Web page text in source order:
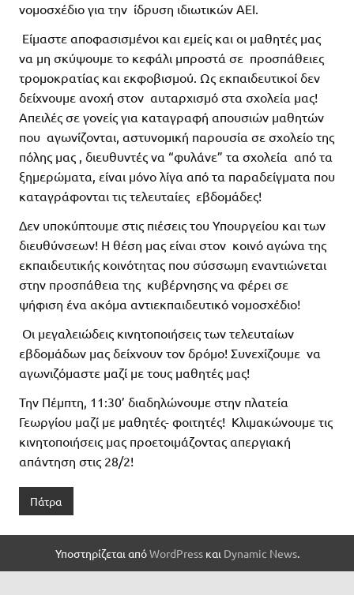
νομοσχέδιο για την ίδρυση ιδιωτικών ΑΕΙ.
Είμαστε αποφασισμένοι και εμείς και οι μαθητές μας
να μη σκύψουμε το κεφάλι μπροστά σε προσπάθειες
τρομοκρατίας και εκφοβισμού. Ως εκπαιδευτικοί δεν
δείχνουμε ανοχή στον αυταρχισμό στα σχολεία μας!
Απειλές σε γονείς για καταγραφή απουσιών μαθητών
που αγωνίζονται, αστυνομική παρουσία σε σχολείο της
πόλης μας , διευθυντές να “φυλάνε” τα σχολεία από τα
ξημερώματα, είναι μόνο λίγα από τα παραδείγματα που
καταγράφονται τις τελευταίες εβδομάδες!
Δεν υποκύπτουμε στις πιέσεις του Υπουργείου και των
διευθύνσεων! Η θέση μας είναι στον κοινό αγώνα της
εκπαιδευτικής κοινότητας που σύσσωμη εναντιώνεται
στην προσπάθεια της κυβέρνησης να φέρει σε
ψήφιση ένα ακόμα αντιεκπαιδευτικό νομοσχέδιο!
Οι μεγαλειώδεις κινητοποιήσεις των τελευταίων
εβδομάδων μας δείχνουν τον δρόμο! Συνεχίζουμε να
αγωνιζόμαστε μαζί με τους μαθητές μας!
Την Πέμπτη, 11:30’ διαδηλώνουμε στην πλατεία
Γεωργίου μαζί με μαθητές- φοιτητές! Κλιμακώνουμε τις
κινητοποιήσεις μας προετοιμάζοντας απεργιακή
απάντηση στις 28/2!
Πάτρα
Υποστηρίζεται απόWordPressκαι Dynamic News.